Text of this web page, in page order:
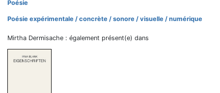
Poésie
Poésie expérimentale / concrète / sonore / visuelle / numérique
Mirtha Dermisache : également présent(e) dans